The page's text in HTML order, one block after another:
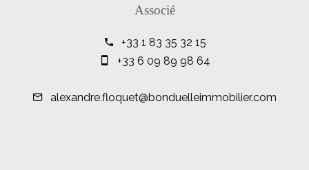
Associé
+33 1 83 35 32 15
+33 6 09 89 98 64
alexandre.floquet@bonduelleimmobilier.com